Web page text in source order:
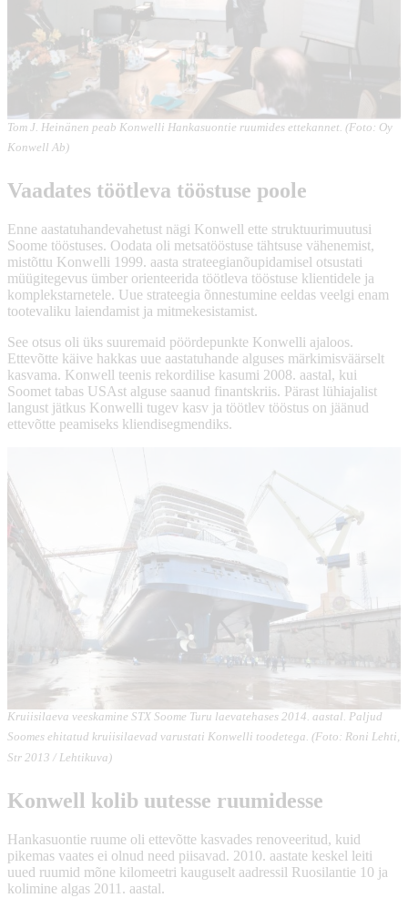
Tom J. Heinänen peab Konwelli Hankasuontie ruumides ettekannet. (Foto: Oy
Konwell Ab)
Vaadates töötleva tööstuse poole
Enne aastatuhandevahetust nägi Konwell ette struktuurimuutusi
Soome tööstuses. Oodata oli metsatööstuse tähtsuse vähenemist,
mistõttu Konwelli 1999. aasta strateegianõupidamisel otsustati
müügitegevus ümber orienteerida töötleva tööstuse klientidele ja
komplekstarnetele. Uue strateegia õnnestumine eeldas veelgi enam
tootevaliku laiendamist ja mitmekesistamist.
See otsus oli üks suuremaid pöördepunkte Konwelli ajaloos.
Ettevõtte käive hakkas uue aastatuhande alguses märkimisväärselt
kasvama. Konwell teenis rekordilise kasumi 2008. aastal, kui
Soomet tabas USAst alguse saanud finantskriis. Pärast lühiajalist
langust jätkus Konwelli tugev kasv ja töötlev tööstus on jäänud
ettevõtte peamiseks kliendisegmendiks.
Kruiisilaeva veeskamine STX Soome Turu laevatehases 2014. aastal. Paljud
Soomes ehitatud kruiisilaevad varustati Konwelli toodetega. (Foto: Roni Lehti,
Str 2013 / Lehtikuva)
Konwell kolib uutesse ruumidesse
Hankasuontie ruume oli ettevõtte kasvades renoveeritud, kuid
pikemas vaates ei olnud need piisavad. 2010. aastate keskel leiti
uued ruumid mõne kilomeetri kauguselt aadressil Ruosilantie 10 ja
kolimine algas 2011. aastal.